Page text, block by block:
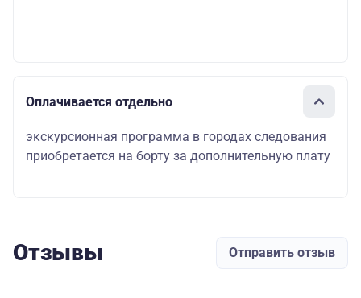
Оплачивается отдельно
экскурсионная программа в городах следования
приобретается на борту за дополнительную плату
Отзывы Отправить отзыв